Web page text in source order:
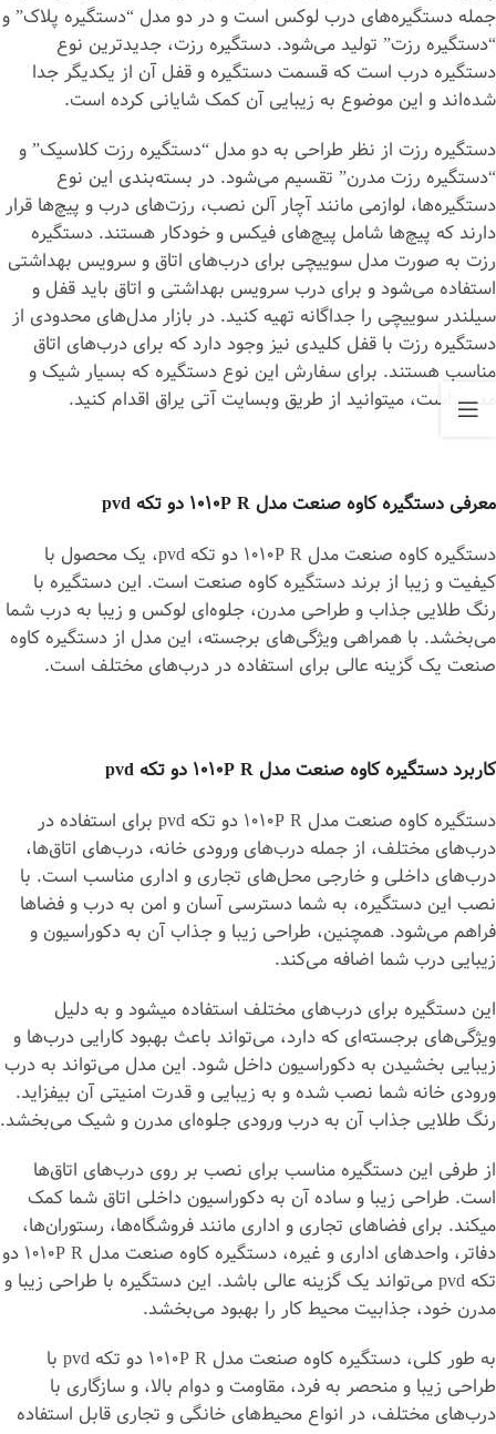
جمله دستگیره‌های درب لوکس است و در دو مدل “دستگیره پلاک” و
“دستگیره رزت” تولید می‌شود. دستگیره رزت، جدیدترین نوع
دستگیره درب است که قسمت دستگیره و قفل آن از یکدیگر جدا
شده‌اند و این موضوع به زیبایی آن کمک شایانی کرده است.
دستگیره رزت از نظر طراحی به دو مدل “دستگیره رزت کلاسیک” و
“دستگیره رزت مدرن” تقسیم می‌شود. در بسته‌بندی این نوع
دستگیره‌ها، لوازمی مانند آچار آلن نصب، رزت‌های درب و پیچ‌ها قرار
دارند که پیچ‌ها شامل پیچ‌های فیکس و خودکار هستند. دستگیره
رزت به صورت مدل سوییچی برای درب‌های اتاق و سرویس بهداشتی
استفاده می‌شود و برای درب سرویس بهداشتی و اتاق باید قفل و
سیلندر سوییچی را جداگانه تهیه کنید. در بازار مدل‌های محدودی از
دستگیره رزت با قفل کلیدی نیز وجود دارد که برای درب‌های اتاق
مناسب هستند. برای سفارش این نوع دستگیره که بسیار شیک و
مدرن است، می‎توانید از طریق وبسایت آتی یراق اقدام کنید.
معرفی دستگیره کاوه صنعت مدل 1010P R دو تکه pvd
دستگیره کاوه صنعت مدل 1010P R دو تکه pvd، یک محصول با
کیفیت و زیبا از برند دستگیره کاوه صنعت است. این دستگیره با
رنگ طلایی جذاب و طراحی مدرن، جلوه‌ای لوکس و زیبا به درب شما
می‌بخشد. با همراهی ویژگی‌های برجسته، این مدل از دستگیره کاوه
صنعت یک گزینه عالی برای استفاده در درب‌های مختلف است.
کاربرد دستگیره کاوه صنعت مدل 1010P R دو تکه pvd
دستگیره کاوه صنعت مدل 1010P R دو تکه pvd برای استفاده در
درب‌های مختلف، از جمله درب‌های ورودی خانه، درب‌های اتاق‌ها،
درب‌های داخلی و خارجی محل‌های تجاری و اداری مناسب است. با
نصب این دستگیره، به شما دسترسی آسان و امن به درب و فضاها
فراهم می‌شود. همچنین، طراحی زیبا و جذاب آن به دکوراسیون و
زیبایی درب شما اضافه می‌کند.
این دستگیره برای درب‌های مختلف استفاده می‎شود و به دلیل
ویژگی‌های برجسته‌ای که دارد، می‌تواند باعث بهبود کارایی درب‌ها و
زیبایی بخشیدن به دکوراسیون داخل شود. این مدل می‌تواند به درب
ورودی خانه شما نصب شده و به زیبایی و قدرت امنیتی آن بیفزاید.
رنگ طلایی جذاب آن به درب ورودی جلوه‌ای مدرن و شیک می‌بخشد.
از طرفی این دستگیره مناسب برای نصب بر روی درب‌های اتاق‌ها
است. طراحی زیبا و ساده آن به دکوراسیون داخلی اتاق شما کمک
می‎کند. برای فضاهای تجاری و اداری مانند فروشگاه‌ها، رستوران‌ها،
دفاتر، واحدهای اداری و غیره، دستگیره کاوه صنعت مدل 1010P R دو
تکه pvd می‌تواند یک گزینه عالی باشد. این دستگیره با طراحی زیبا و
مدرن خود، جذابیت محیط کار را بهبود می‌بخشد.
به طور کلی، دستگیره کاوه صنعت مدل 1010P R دو تکه pvd با
طراحی زیبا و منحصر به فرد، مقاومت و دوام بالا، و سازگاری با
درب‌های مختلف، در انواع محیط‌های خانگی و تجاری قابل استفاده